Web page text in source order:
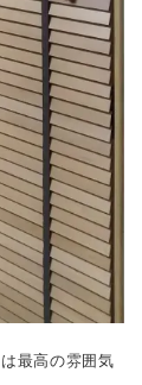
最高の雰囲気